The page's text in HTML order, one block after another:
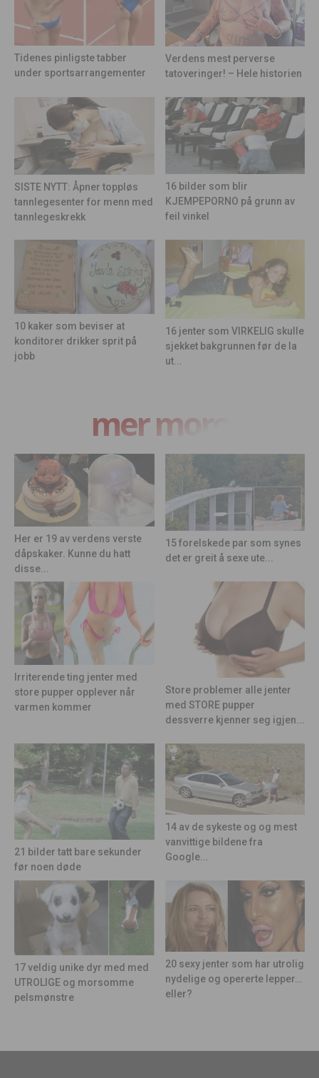
Tidenes pinligste tabber
under sportsarrangementer
Verdens mest perverse
tatoveringer! – Hele historien
SISTE NYTT: Åpner toppløs
tannlegesenter for menn med
tannlegeskrekk
16 bilder som blir
KJEMPEPORNO på grunn av
feil vinkel
10 kaker som beviser at
konditorer drikker sprit på
jobb
16 jenter som VIRKELIG skulle
sjekket bakgrunnen før de la
ut...
mer moro
Her er 19 av verdens verste
dåpskaker. Kunne du hatt
disse...
15 forelskede par som synes
det er greit å sexe ute...
Irriterende ting jenter med
store pupper opplever når
varmen kommer
Store problemer alle jenter
med STORE pupper
dessverre kjenner seg igjen...
21 bilder tatt bare sekunder
før noen døde
14 av de sykeste og og mest
vanvittige bildene fra
Google...
17 veldig unike dyr med med
UTROLIGE og morsomme
pelsmønstre
20 sexy jenter som har utrolig
nydelige og opererte lepper…
eller?